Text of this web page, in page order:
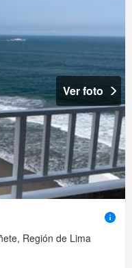
Ver foto
Región de Lima